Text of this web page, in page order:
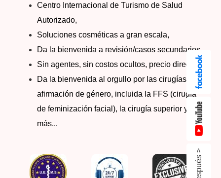
Centro Internacional de Turismo de Salud
Autorizado,
Soluciones cosméticas a gran escala,
Da la bienvenida a revisión/casos secundarios,
Sin agentes, sin costos ocultos, precio directo,
Da la bienvenida al orgullo por las cirugías de
afirmación de género, incluida la FFS (cirugía
de feminización facial), la cirugía superior y
más...